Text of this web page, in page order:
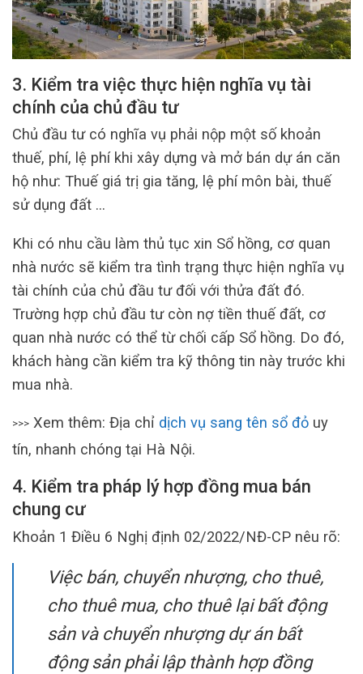
3. Kiểm tra việc thực hiện nghĩa vụ tài
chính của chủ đầu tư
Chủ đầu tư có nghĩa vụ phải nộp một số khoản
thuế, phí, lệ phí khi xây dựng và mở bán dự án căn
hộ như: Thuế giá trị gia tăng, lệ phí môn bài, thuế
sử dụng đất …
Khi có nhu cầu làm thủ tục xin Sổ hồng, cơ quan
nhà nước sẽ kiểm tra tình trạng thực hiện nghĩa vụ
tài chính của chủ đầu tư đối với thửa đất đó.
Trường hợp chủ đầu tư còn nợ tiền thuế đất, cơ
quan nhà nước có thể từ chối cấp Sổ hồng. Do đó,
khách hàng cần kiểm tra kỹ thông tin này trước khi
mua nhà.
>>> Xem thêm: Địa chỉ dịch vụ sang tên sổ đỏ uy
tín, nhanh chóng tại Hà Nội.
4. Kiểm tra pháp lý hợp đồng mua bán
chung cư
Khoản 1 Điều 6 Nghị định 02/2022/NĐ-CP nêu rõ:
Việc bán, chuyển nhượng, cho thuê,
cho thuê mua, cho thuê lại bất động
sản và chuyển nhượng dự án bất
động sản phải lập thành hợp đồng